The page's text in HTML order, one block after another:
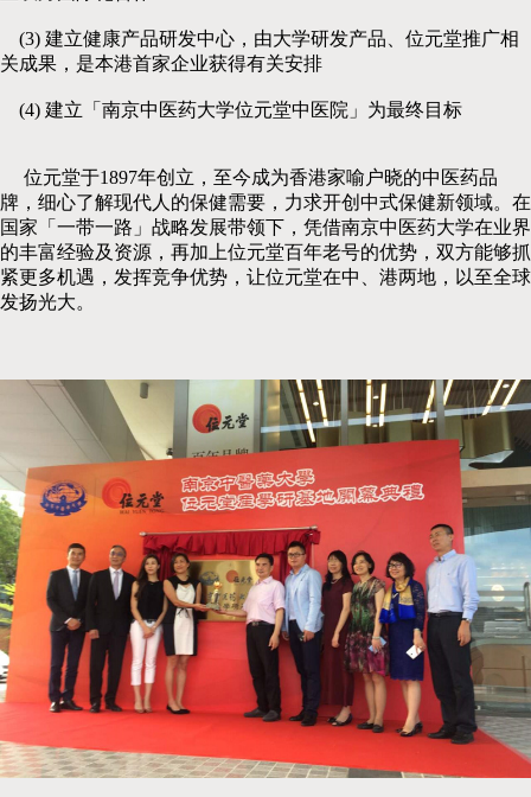
(3) 建立健康产品研发中心，由大学研发产品、位元堂推广相
关成果，是本港首家企业获得有关安排
(4) 建立「南京中医药大学位元堂中医院」为最终目标
位元堂于1897年创立，至今成为香港家喻户晓的中医药品
牌，细心了解现代人的保健需要，力求开创中式保健新领域。在
国家「一带一路」战略发展带领下，凭借南京中医药大学在业界
的丰富经验及资源，再加上位元堂百年老号的优势，双方能够抓
紧更多机遇，发挥竞争优势，让位元堂在中、港两地，以至全球
发扬光大。